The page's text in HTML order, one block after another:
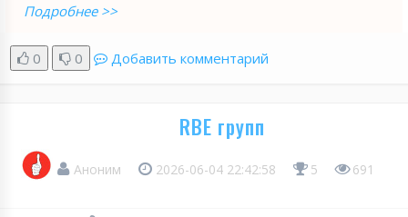
Подробнее >>
0 0 Добавить комментарий
RBE групп
Аноним 2026-06-04 22:42:58 5 691